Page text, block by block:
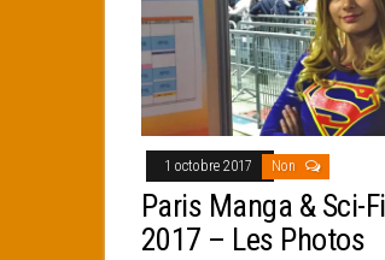
1 octobre 2017 Non
Paris Manga & Sci-
2017 – Les Photos